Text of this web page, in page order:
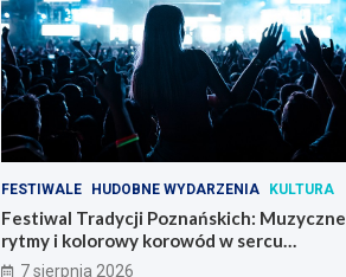
FESTIWALE HUDOBNE WYDARZENIA KULTURA
Festiwal Tradycji Poznańskich: Muzyczne
rytmy i kolorowy korowód w sercu
Poznania
7 sierpnia 2026